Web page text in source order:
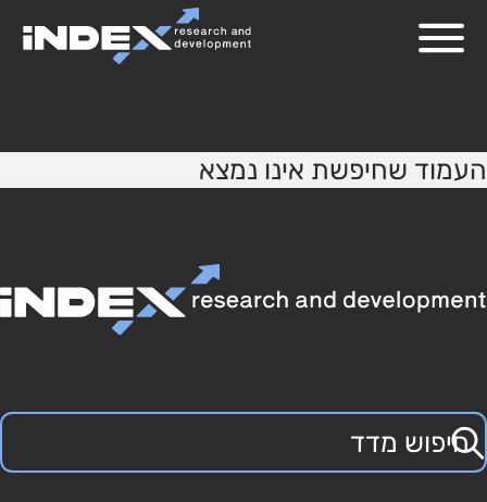
העמוד שחיפשת אינו נמצא